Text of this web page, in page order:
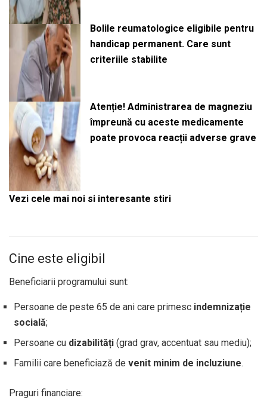
Bolile reumatologice eligibile pentru
handicap permanent. Care sunt
criteriile stabilite
Atenție! Administrarea de magneziu
împreună cu aceste medicamente
poate provoca reacții adverse grave
Vezi cele mai noi si interesante stiri
Cine este eligibil
Beneficiarii programului sunt:
Persoane de peste 65 de ani care primesc indemnizație
socială;
Persoane cu dizabilități (grad grav, accentuat sau mediu);
Familii care beneficiază de venit minim de incluziune.
Praguri financiare: